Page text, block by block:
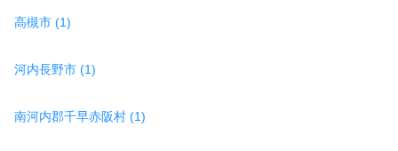
高槻市 (1)
河内長野市 (1)
南河内郡千早赤阪村 (1)